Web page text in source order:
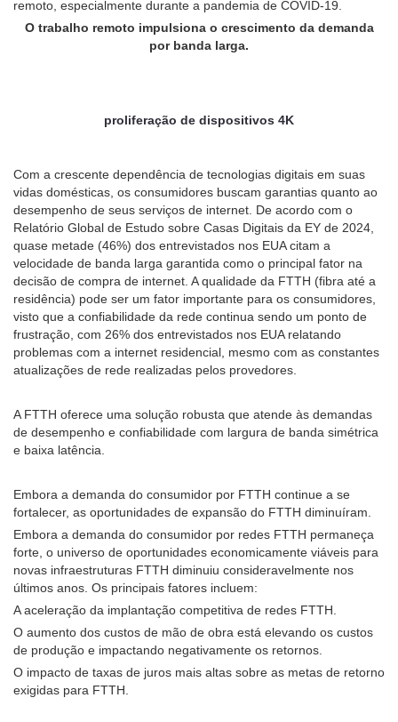
remoto, especialmente durante a pandemia de COVID-19.
O trabalho remoto impulsiona o crescimento da demanda
por banda larga.
proliferação de dispositivos 4K
Com a crescente dependência de tecnologias digitais em suas
vidas domésticas, os consumidores buscam garantias quanto ao
desempenho de seus serviços de internet. De acordo com o
Relatório Global de Estudo sobre Casas Digitais da EY de 2024,
quase metade (46%) dos entrevistados nos EUA citam a
velocidade de banda larga garantida como o principal fator na
decisão de compra de internet. A qualidade da FTTH (fibra até a
residência) pode ser um fator importante para os consumidores,
visto que a confiabilidade da rede continua sendo um ponto de
frustração, com 26% dos entrevistados nos EUA relatando
problemas com a internet residencial, mesmo com as constantes
atualizações de rede realizadas pelos provedores.
A FTTH oferece uma solução robusta que atende às demandas
de desempenho e confiabilidade com largura de banda simétrica
e baixa latência.
Embora a demanda do consumidor por FTTH continue a se
fortalecer, as oportunidades de expansão do FTTH diminuíram.
Embora a demanda do consumidor por redes FTTH permaneça
forte, o universo de oportunidades economicamente viáveis ​​para
novas infraestruturas FTTH diminuiu consideravelmente nos
últimos anos. Os principais fatores incluem:
A aceleração da implantação competitiva de redes FTTH.
O aumento dos custos de mão de obra está elevando os custos
de produção e impactando negativamente os retornos.
O impacto de taxas de juros mais altas sobre as metas de retorno
exigidas para FTTH.